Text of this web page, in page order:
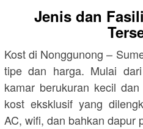
Jenis dan
Kost di Nonggunong –
tipe dan harga. Mulai
kamar berukuran kecil
kost eksklusif yang
AC, wifi, dan bahkan dapur